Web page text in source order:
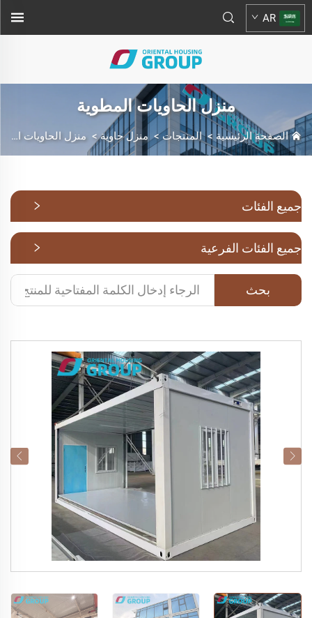
AR
منزل الحاويات المطوية
الصفحة الرئيسية >المنتجات> منزل حاوية>منزل الحاويات المطوية
جميع الفئات
جميع الفئات الفرعية
بحث